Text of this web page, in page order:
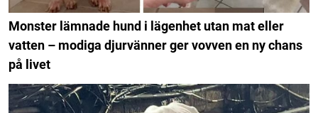
Monster lämnade hund i lägenhet utan mat eller
vatten – modiga djurvänner ger vovven en ny chans
på livet